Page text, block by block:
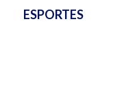
ESPORTES